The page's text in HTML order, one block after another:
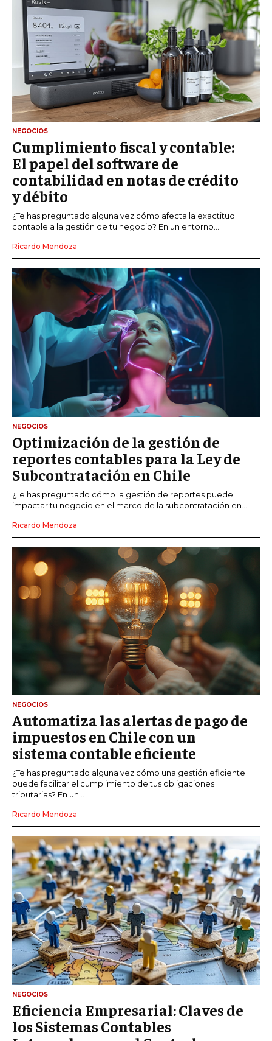
NEGOCIOS
Cumplimiento fiscal y contable:
El papel del software de
contabilidad en notas de crédito
y débito
¿Te has preguntado alguna vez cómo afecta la exactitud
contable a la gestión de tu negocio? En un entorno...
Ricardo Mendoza
NEGOCIOS
Optimización de la gestión de
reportes contables para la Ley de
Subcontratación en Chile
¿Te has preguntado cómo la gestión de reportes puede
impactar tu negocio en el marco de la subcontratación en...
Ricardo Mendoza
NEGOCIOS
Automatiza las alertas de pago de
impuestos en Chile con un
sistema contable eficiente
¿Te has preguntado alguna vez cómo una gestión eficiente
puede facilitar el cumplimiento de tus obligaciones
tributarias? En un...
Ricardo Mendoza
NEGOCIOS
Eficiencia Empresarial: Claves de
los Sistemas Contables